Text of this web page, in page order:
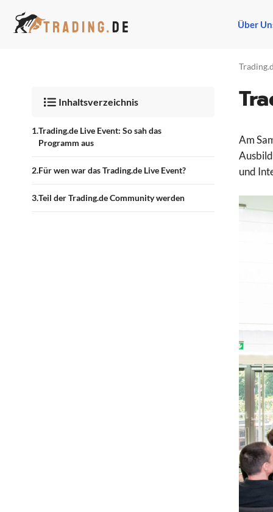
Inhalt
Über
Am
und
Inhaltsverzeichnis
Trading.de Live Event: So sah das
Programm aus
Für wen war das Trading.de Live Event?
Teil der Trading.de Community werden